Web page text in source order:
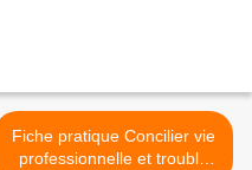
Fiche pratique Concilier vie
professionnelle et trouble